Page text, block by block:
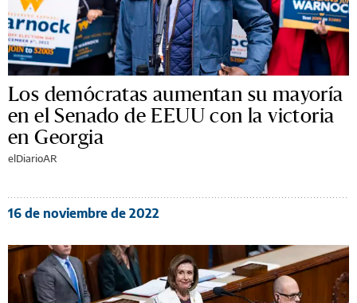
Los demócratas aumentan su mayoría
en el Senado de EEUU con la victoria
en Georgia
elDiarioAR
16 de noviembre de 2022